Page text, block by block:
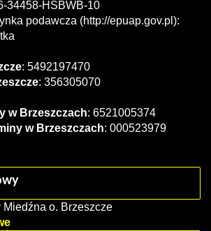
34458-HSBWB-10
podawcza (http://epuap.gov.pl):
: 5492197470
: 356305070
w Brzeszczach: 6521005374
w Brzeszczach: 000523979
Miedźna o. Brzeszcze